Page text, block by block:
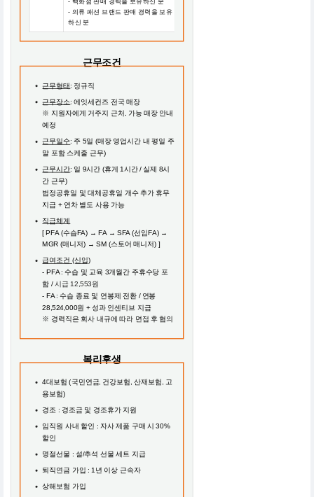
- 의류 패션 브랜드 판매 경력을 보유
하신 분
근무조건
근무형태: 정규직
근무장소: 에잇세컨즈 전국 매장
※ 지원자에게 거주지 근처, 가능 매장 안내
예정
근무일수: 주 5일 (매장 영업시간 내 평일 주
말 포함 스케줄 근무)
근무시간: 일 9시간 (휴게 1시간 / 실제 8시
간 근무)
법정공휴일 및 대체공휴일 개수 추가 휴무
지급 + 연차 별도 사용 가능
직급체계
[ PFA (수습FA) → FA → SFA (선임FA) →
MGR (매니저) → SM (스토어 매니저) ]
급여조건 (신입)
- PFA : 수습 및 교육 3개월간 주휴수당 포
함 /시급 12,553원
- FA : 수습 종료 및 연봉제 전환 / 연봉
28,524,000원 + 성과 인센티브 지급
※ 경력직은 회사 내규에 따라 면접 후 협의
복리후생
4대보험 (국민연금, 건강보험, 산재보험, 고
용보험)
경조 : 경조금 및 경조휴가 지원
임직원 사내 할인 : 자사 제품 구매 시 30%
할인
명절선물 : 설/추석 선물 세트 지급
퇴직연금 가입 : 1년 이상 근속자
상해보험 가입